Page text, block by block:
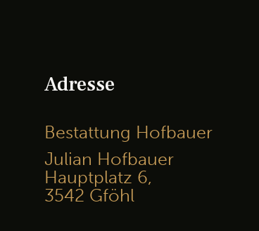
Adresse
Bestattung Hofbauer
Julian Hofbauer
Hauptplatz 6,
3542 Gföhl